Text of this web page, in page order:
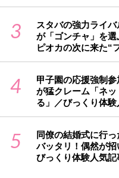
3
スタバの強力ライ
が「ゴンチャ」を選
ピオカの次に来た“
4
甲子園の応援強制
が猛クレーム「ネ
る」／びっくり体験
5
同僚の結婚式に行
バッタリ！偶然が招
びっくり体験人気記